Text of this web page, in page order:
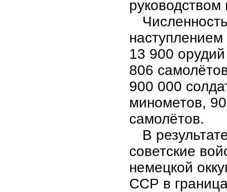
13 900
806
900 000
минометов,
самолётов.
В
советские
немецкой
ССР в